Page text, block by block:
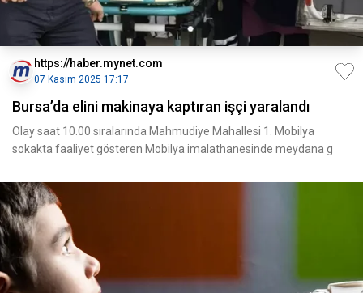
https://haber.mynet.com
07 Kasım 2025 17:17
Bursa’da elini makinaya kaptıran işçi yaralandı
Olay saat 10.00 sıralarında Mahmudiye Mahallesi 1. Mobilya
sokakta faaliyet gösteren Mobilya imalathanesinde meydana g